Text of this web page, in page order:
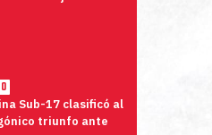
Sub-17 clasificó al
triunfo ante